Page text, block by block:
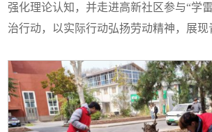
强化理论认知，并走进高新社区参与“学
治行动，以实际行动弘扬劳动精神，展现